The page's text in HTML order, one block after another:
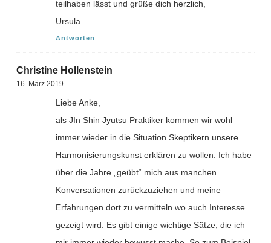
teilhaben lässt und grüße dich herzlich,
Ursula
Antworten
Christine Hollenstein
16. März 2019
Liebe Anke,
als JIn Shin Jyutsu Praktiker kommen wir wohl
immer wieder in die Situation Skeptikern unsere
Harmonisierungskunst erklären zu wollen. Ich habe
über die Jahre „geübt“ mich aus manchen
Konversationen zurückzuziehen und meine
Erfahrungen dort zu vermitteln wo auch Interesse
gezeigt wird. Es gibt einige wichtige Sätze, die ich